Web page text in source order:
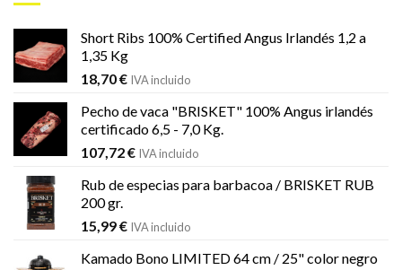
Short Ribs 100% Certified Angus Irlandés 1,2 a
1,35 Kg
18,70€ IVA incluido
Pecho de vaca "BRISKET" 100% Angus irlandés
certificado 6,5 - 7,0 Kg.
107,72€ IVA incluido
Rub de especias para barbacoa / BRISKET RUB
200 gr.
15,99€ IVA incluido
Kamado Bono LIMITED 64 cm / 25" color negro